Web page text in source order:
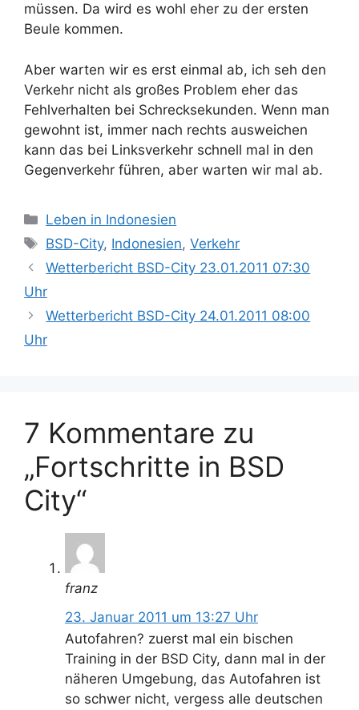
müssen. Da wird es wohl eher zu der ersten
Beule kommen.
Aber warten wir es erst einmal ab, ich seh den
Verkehr nicht als großes Problem eher das
Fehlverhalten bei Schrecksekunden. Wenn man
gewohnt ist, immer nach rechts ausweichen
kann das bei Linksverkehr schnell mal in den
Gegenverkehr führen, aber warten wir mal ab.
K
a
e
g
o
r
Leben in Indonesien
S
c
l
a
g
e
r
BSD-City, Indonesien,Verkehr
Wetterbericht BSD-City 23.01.2011 07:30
Uhr
Wetterbericht BSD-City 24.01.2011 08:00
Uhr
7 Kommentare zu
„Fortschritte in BSD
City“
franz
23. Januar 2011 um 13:27 Uhr
Autofahren? zuerst mal ein bischen
Training in der BSD City, dann mal in der
näheren Umgebung, das Autofahren ist
so schwer nicht, vergess alle deutschen